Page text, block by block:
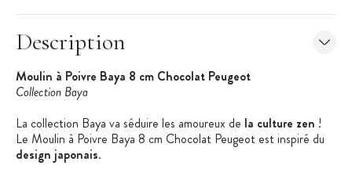
Description
Moulin à Poivre Baya 8 cm Chocolat Peugeot
Collection Baya
La collection Baya va séduire les amoureux de la culture zen !
Le Moulin à Poivre Baya 8 cm Chocolat Peugeot est inspiré du
design japonais.